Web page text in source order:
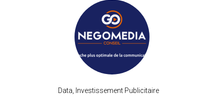
Data Investissement Publicitaire